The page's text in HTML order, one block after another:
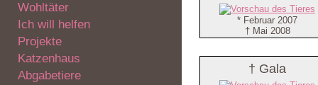
Wohltäter
Ich will helfen
Projekte
Katzenhaus
Abgabetiere
* Februar 2007
† Mai 2008
† Gala